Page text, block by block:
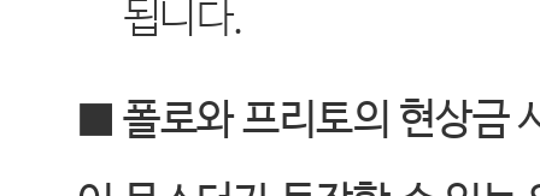
됩니다.
■ 폴로와 프리토의 현상금